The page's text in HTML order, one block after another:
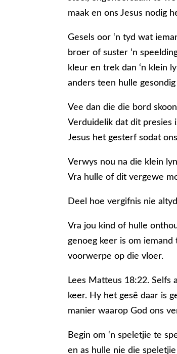
maak en ons Jesus nodig
Gesels oor ‘n tyd wat
broer of suster ‘n
kleur en trek dan ‘n klein
anders teen hulle
Vee dan die die bord
Verduidelik dat dit presies
Jesus het gesterf sodat
Verwys nou na die klein
Vra hulle of dit vergewe
Deel hoe vergifnis nie
Vra jou kind of hulle
genoeg keer is om
voorwerpe op die vloer.
Lees Matteus 18:22. Selfs
keer. Hy het gesê daar is
manier waarop God ons
Begin om ‘n speletjie te
en as hulle nie die